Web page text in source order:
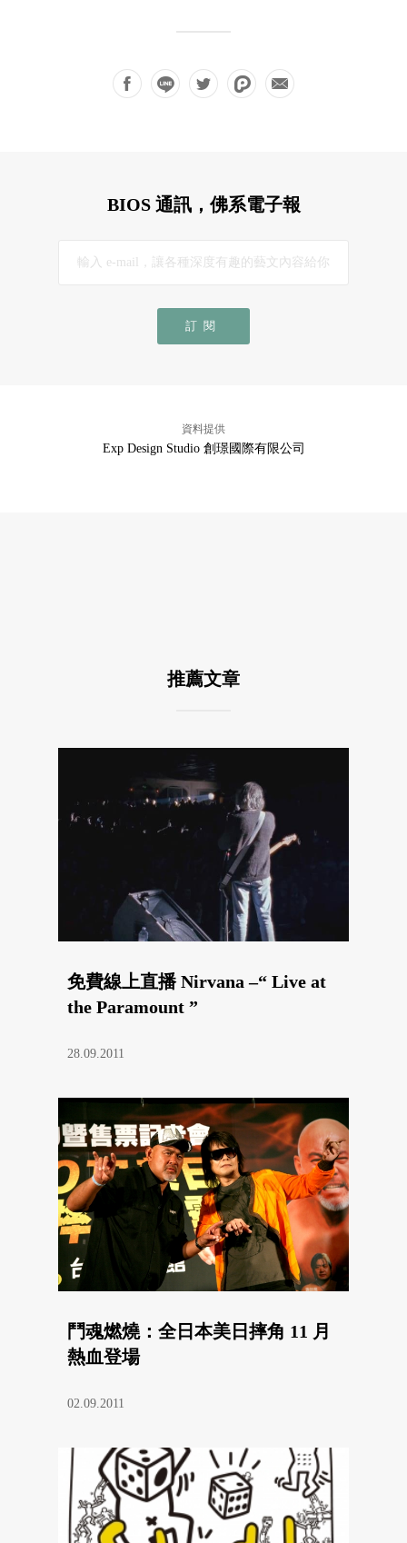
BIOS 通訊，佛系電子報
訂閱
資料提供
Exp Design Studio 創璟國際有限公司
推薦文章
免費線上直播 Nirvana –“ Live at
the Paramount ”
28.09.2011
鬥魂燃燒：全日本美日摔角 11 月
熱血登場
02.09.2011